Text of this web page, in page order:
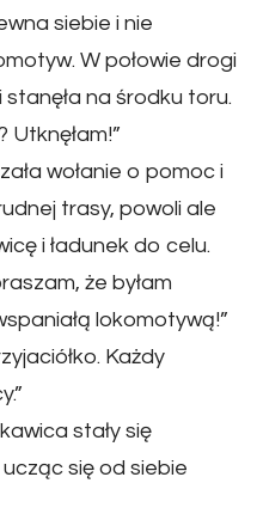
siebie i nie
W połowie drogi
stanęła na środku toru.
Utknęłam!”
wołanie o pomoc i
trasy, powoli ale
i ładunek do celu.
że byłam
lokomotywą!”
Każdy
stały się
się od siebie